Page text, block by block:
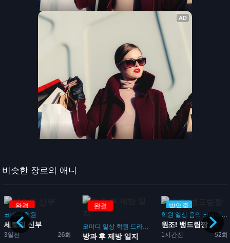
비슷한 장르의 애니
26화
학원 드라마 부활동
방과 후 제방 일지
음악 코미디 드라마
1시간전 52화
원조! 뱅드림짱
방영중